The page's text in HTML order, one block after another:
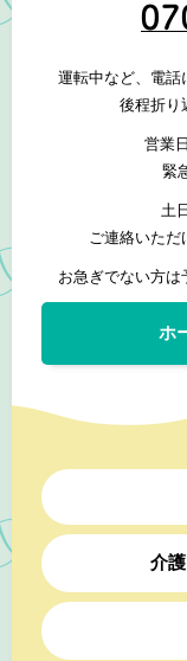
運転中など、電話
後程折り
営業
緊
土
ご連絡いただ
お急ぎでない方は
ホ
介